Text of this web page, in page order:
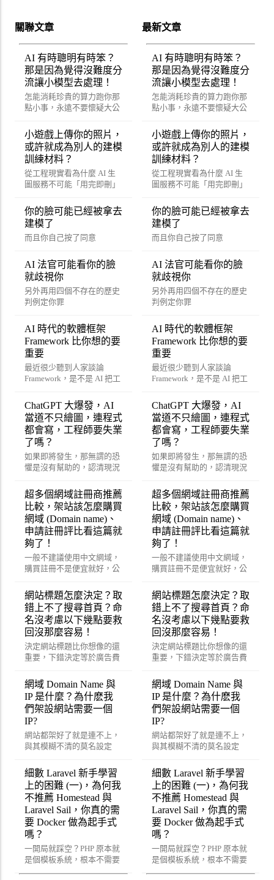
關聯文章
AI 有時聰明有時笨？
那是因為覺得沒難度分
流讓小模型去處理！
怎能消耗珍貴的算力跑你那
點小事，永遠不要懷疑大公
小遊戲上傳你的照片，
或許就成為別人的建模
訓練材料？
從工程現實看為什麼 AI 生
圖服務不可能「用完即刪」
你的臉可能已經被拿去
建模了
而且你自己按了同意
AI 法官可能看你的臉
就歧視你
另外再用四個不存在的歷史
判例定你罪
AI 時代的軟體框架
Framework 比你想的要
重要
最近很少聽到人家談論
Framework，是不是 AI 把工
ChatGPT 大爆發，AI
當道不只繪圖，連程式
都會寫，工程師要失業
了嗎？
如果即將發生，那無謂的恐
懼是沒有幫助的，認清現況
你喔！
超多個網域註冊商推薦
比較，架站該怎麼購買
網域 (Domain name)、
申請註冊評比看這篇就
夠了！
一般不建議使用中文網域，
購買註冊不是便宜就好，公
考量的功能。
網站標題怎麼決定？取
錯上不了搜尋首頁？命
名沒考慮以下幾點要救
回沒那麼容易！
決定網站標題比你想像的還
重要，下錯決定等於廣告費
較快！？
網域 Domain Name 與
IP 是什麼？為什麽我
們架設網站需要一個
IP?
網站都架好了就是連不上，
與其模糊不清的莫名設定
重新了解吧！
細數 Laravel 新手學習
上的困難 (一)，為何我
不推薦 Homestead 與
Laravel Sail，你真的需
要 Docker 做為起手式
嗎？
一開局就踩空？PHP 原本就
是個模板系統，根本不需要
最新文章
AI 有時聰明有時笨？
那是因為覺得沒難度分
流讓小模型去處理！
怎能消耗珍貴的算力跑你那
點小事，永遠不要懷疑大公
小遊戲上傳你的照片，
或許就成為別人的建模
訓練材料？
從工程現實看為什麼 AI 生
圖服務不可能「用完即刪」
你的臉可能已經被拿去
建模了
而且你自己按了同意
AI 法官可能看你的臉
就歧視你
另外再用四個不存在的歷史
判例定你罪
AI 時代的軟體框架
Framework 比你想的要
重要
最近很少聽到人家談論
Framework，是不是 AI 把工
ChatGPT 大爆發，AI
當道不只繪圖，連程式
都會寫，工程師要失業
了嗎？
如果即將發生，那無謂的恐
懼是沒有幫助的，認清現況
你喔！
超多個網域註冊商推薦
比較，架站該怎麼購買
網域 (Domain name)、
申請註冊評比看這篇就
夠了！
一般不建議使用中文網域，
購買註冊不是便宜就好，公
考量的功能。
網站標題怎麼決定？取
錯上不了搜尋首頁？命
名沒考慮以下幾點要救
回沒那麼容易！
決定網站標題比你想像的還
重要，下錯決定等於廣告費
較快！？
網域 Domain Name 與
IP 是什麼？為什麽我
們架設網站需要一個
IP?
網站都架好了就是連不上，
與其模糊不清的莫名設定
重新了解吧！
細數 Laravel 新手學習
上的困難 (一)，為何我
不推薦 Homestead 與
Laravel Sail，你真的需
要 Docker 做為起手式
嗎？
一開局就踩空？PHP 原本就
是個模板系統，根本不需要